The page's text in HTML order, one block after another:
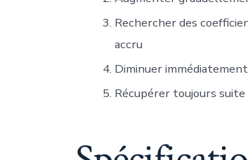
Rechercher des
accru
Diminuer
Récupérer toujours